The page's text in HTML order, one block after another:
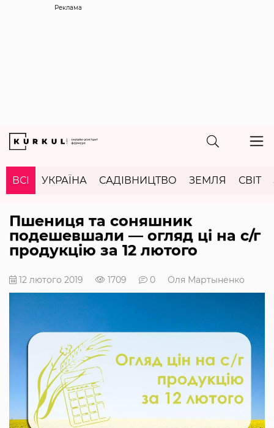
Реклама
ВСІ УКРАЇНА САДІВНИЦТВО ЗЕМЛЯ СВІТ
Пшениця та соняшник
подешевшали — огляд ці на с/г
продукцію за 12 лютого
12 лютого 2019 1709 0 Оля Мартыненко